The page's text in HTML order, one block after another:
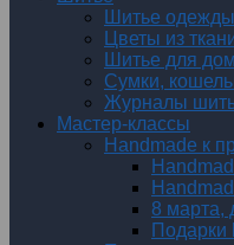
Шитье одежды
Цветы из
Шитье для
Сумки,
Журналы
Мастер-классы
Handmade к
8 марта,
Подарки